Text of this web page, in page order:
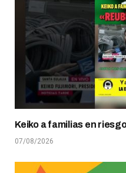
Keiko a familias en
07/08/2026